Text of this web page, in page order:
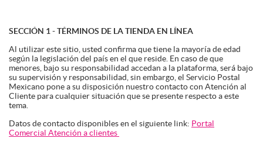
SECCIÓN 1 - TÉRMINOS DE LA TIENDA EN LÍNEA
Al utilizar este sitio, usted confirma que tiene la mayoría de edad
según la legislación del país en el que reside. En caso de que
menores, bajo su responsabilidad accedan a la plataforma, será bajo
su supervisión y responsabilidad, sin embargo, el Servicio Postal
Mexicano pone a su disposición nuestro contacto con Atención al
Cliente para cualquier situación que se presente respecto a este
tema.
Datos de contacto disponibles en el siguiente link: Portal
Comercial Atención a clientes